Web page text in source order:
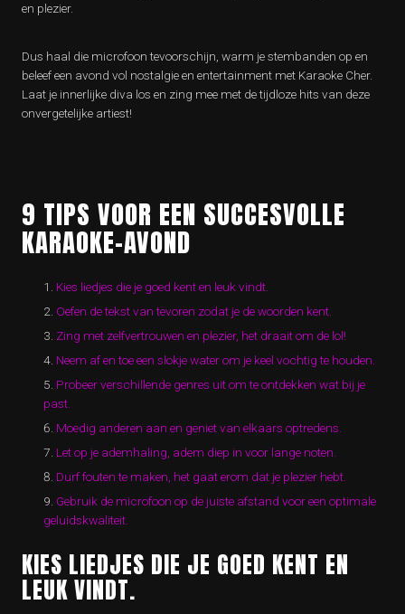
en plezier.
Dus haal die microfoon tevoorschijn, warm je stembanden op en
beleef een avond vol nostalgie en entertainment met Karaoke Cher.
Laat je innerlijke diva los en zing mee met de tijdloze hits van deze
onvergetelijke artiest!
9 TIPS VOOR EEN SUCCESVOLLE
KARAOKE-AVOND
Kies liedjes die je goed kent en leuk vindt.
Oefen de tekst van tevoren zodat je de woorden kent.
Zing met zelfvertrouwen en plezier, het draait om de lol!
Neem af en toe een slokje water om je keel vochtig te houden.
Probeer verschillende genres uit om te ontdekken wat bij je
past.
Moedig anderen aan en geniet van elkaars optredens.
Let op je ademhaling, adem diep in voor lange noten.
Durf fouten te maken, het gaat erom dat je plezier hebt.
Gebruik de microfoon op de juiste afstand voor een optimale
geluidskwaliteit.
KIES LIEDJES DIE JE GOED KENT EN
LEUK VINDT.